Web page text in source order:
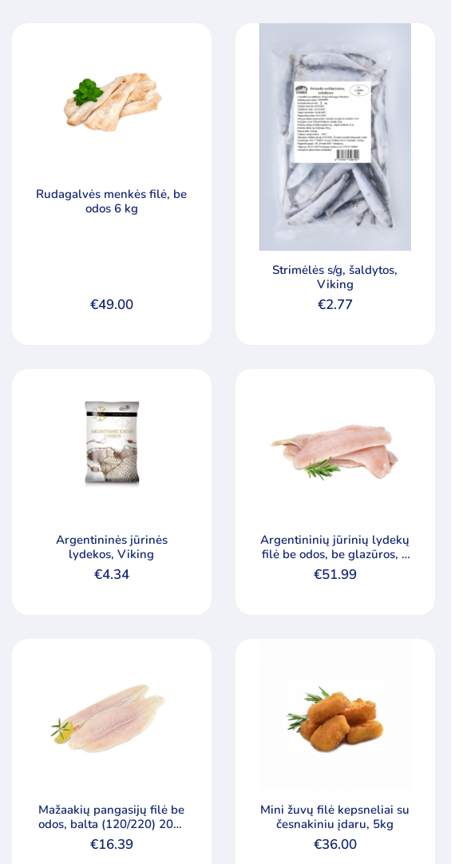
Rudagalvės menkės filė, be
odos 6 kg
€49.00
Strimėlės s/g, šaldytos,
Viking
€2.77
Argentininės jūrinės
lydekos, Viking
€4.34
Argentininių jūrinių lydekų
filė be odos, be glazūros, 7
kg
€51.99
Mažaakių pangasijų filė be
odos, balta (120/220) 20%
grazūros
€16.39
Mini žuvų filė kepsneliai su
česnakiniu įdaru, 5kg
€36.00